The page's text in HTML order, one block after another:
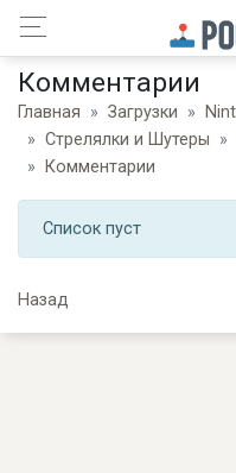
Комментарии
Главная Загрузки
Стрелялки и Шутеры
Комментарии
Список пуст
Назад